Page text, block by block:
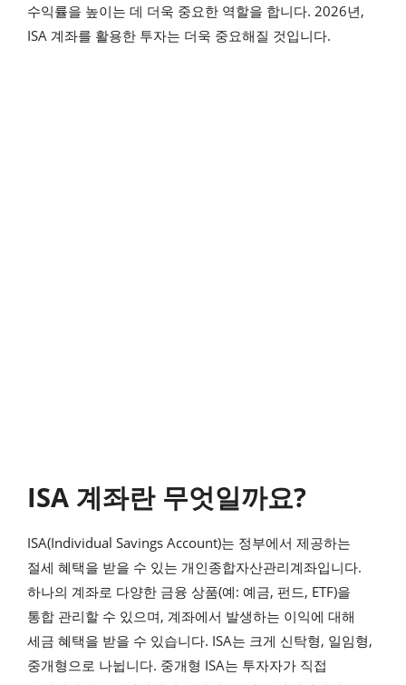
수익률을 높이는 데 더욱 중요한 역할을 합니다. 2026년,
ISA 계좌를 활용한 투자는 더욱 중요해질 것입니다.
ISA 계좌란 무엇일까요?
ISA(Individual Savings Account)는 정부에서 제공하는
절세 혜택을 받을 수 있는 개인종합자산관리계좌입니다.
하나의 계좌로 다양한 금융 상품(예: 예금, 펀드, ETF)을
통합 관리할 수 있으며, 계좌에서 발생하는 이익에 대해
세금 혜택을 받을 수 있습니다. ISA는 크게 신탁형, 일임형,
중개형으로 나뉩니다. 중개형 ISA는 투자자가 직접